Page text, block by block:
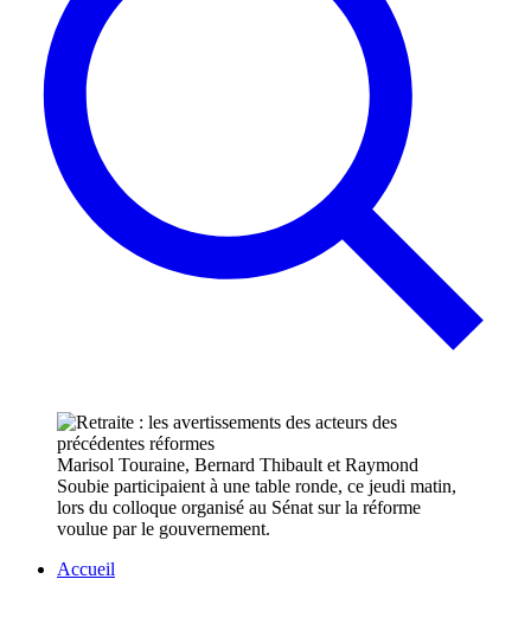
Marisol Touraine, Bernard Thibault et Raymond
Soubie participaient à une table ronde, ce jeudi matin,
lors du colloque organisé au Sénat sur la réforme
voulue par le gouvernement.
Accueil